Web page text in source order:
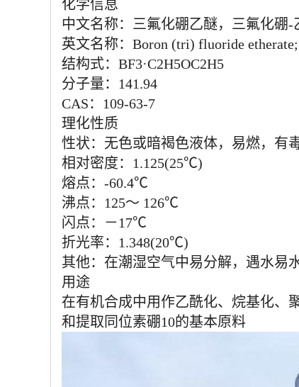
化学信息
中文名称：三氟化硼乙醚，三氟化硼
英文名称：Boron (tri) fluoride
结构式：BF3·C2H5OC2H5
分子量：141.94
CAS：109-63-7
理化性质
性状：无色或暗褐色液体，易燃，有
相对密度：1.125(25℃)
熔点：-60.4℃
沸点：125～ 126℃
闪点：－17℃
折光率：1.348(20℃)
其他：在潮湿空气中易分解，遇水易水
用途
在有机合成中用作乙酰化、烷基化、
和提取同位素硼10的基本原料